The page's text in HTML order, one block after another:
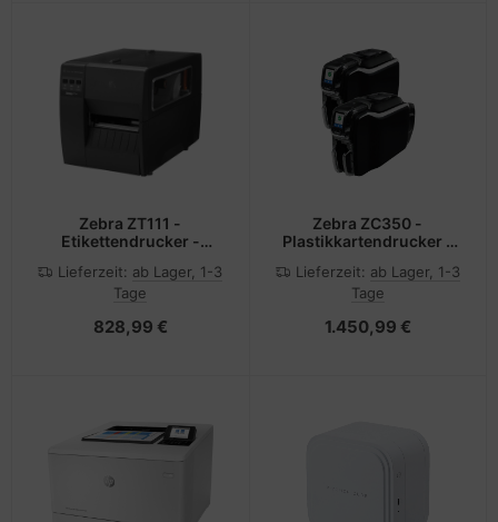
Zebra ZT111 -
Etikettendrucker -
(11,4 cm)
Lieferzeit: ab Lager, 1-3
Tage
828,99 €
Zebra ZC350 -
Plastikkartendrucker -
Thermosublimation/
Übertragung - CR-80
Lieferzeit: ab Lager, 1-3
Tage
1.450,99 €